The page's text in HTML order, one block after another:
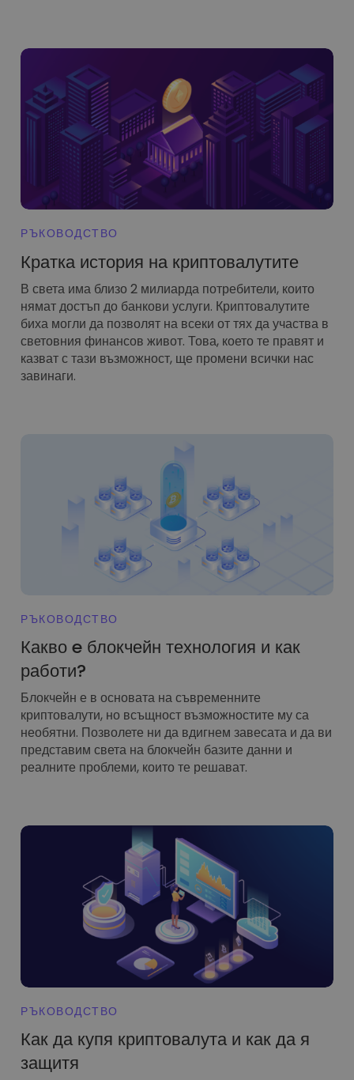
Интелигентни прозрения за оптималнo изпълнение
РЪКОВОДСТВО
Кратка история на криптовалутите
В света има близо 2 милиарда потребители, които
нямат достъп до банкови услуги. Криптовалутите
биха могли да позволят на всеки от тях да участва в
световния финансов живот. Това, което те правят и
казват с тази възможност, ще промени всички нас
завинаги.
РЪКОВОДСТВО
Какво e блокчейн технология и как
работи?
Блокчейн е в основата на съвременните
криптовалути, но всъщност възможностите му са
необятни. Позволете ни да вдигнем завесата и да ви
представим света на блокчейн базите данни и
реалните проблеми, които те решават.
РЪКОВОДСТВО
Как да купя криптовалута и как да я
защитя